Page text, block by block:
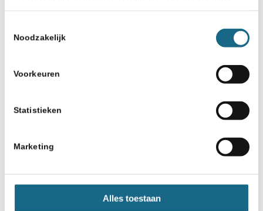
Noodzakelijk
Voorkeuren
Statistieken
Marketing
Alles toestaan